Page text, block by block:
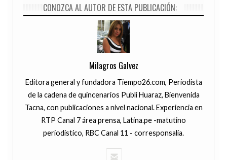
CONOZCA AL AUTOR DE ESTA PUBLICACIÓN:
Milagros Galvez
Editora general y fundadora Tiempo26.com, Periodista
de la cadena de quincenarios Publi Huaraz, Bienvenida
Tacna, con publicaciones a nivel nacional. Experiencia en
RTP Canal 7 área prensa, Latina.pe -matutino
periodístico, RBC Canal 11 - corresponsalía.